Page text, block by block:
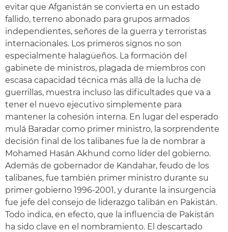
evitar que Afganistán se convierta en un estado
fallido, terreno abonado para grupos armados
independientes, señores de la guerra y terroristas
internacionales. Los primeros signos no son
especialmente halagüeños. La formación del
gabinete de ministros, plagada de miembros con
escasa capacidad técnica más allá de la lucha de
guerrillas, muestra incluso las dificultades que va a
tener el nuevo ejecutivo simplemente para
mantener la cohesión interna. En lugar del esperado
mulá Baradar como primer ministro, la sorprendente
decisión final de los talibanes fue la de nombrar a
Mohamed Hasán Akhund como líder del gobierno.
Además de gobernador de Kandahar, feudo de los
talibanes, fue también primer ministro durante su
primer gobierno 1996-2001, y durante la insurgencia
fue jefe del consejo de liderazgo talibán en Pakistán.
Todo indica, en efecto, que la influencia de Pakistán
ha sido clave en el nombramiento. El descartado